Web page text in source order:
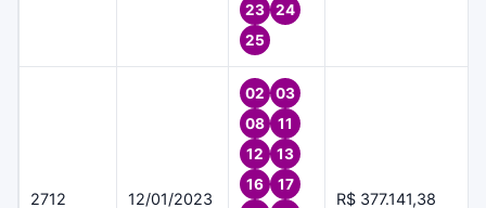
23
24
25
2712 12/01/2023
02
03
08
11
12
13
16
17
R$ 377.141,38